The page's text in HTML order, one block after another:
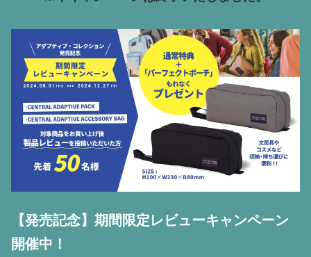
【発売記念】期間限定レビューキャンペーン
開催中！